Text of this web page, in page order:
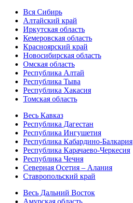
Вся Сибирь
Алтайский край
Иркутская область
Кемеровская область
Красноярский край
Новосибирская область
Омская область
Республика Алтай
Республика Тыва
Республика Хакасия
Томская область
Весь Кавказ
Республика Дагестан
Республика Ингушетия
Республика Кабардино-Балкария
Республика Карачаево-Черкесия
Республика Чечня
Северная Осетия – Алания
Ставропольский край
Весь Дальний Восток
Амурская область